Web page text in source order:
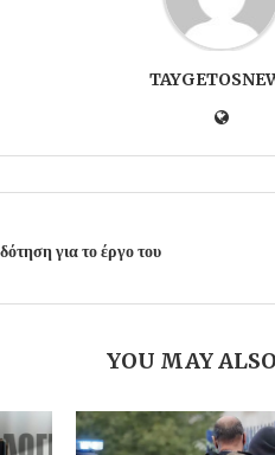
για το έργο του
YOU MAY